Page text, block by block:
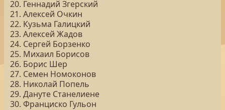
20. Геннадий Згерский
21. Алексей Очкин
22. Кузьма Галицкий
23. Алексей Жадов
24. Сергей Борзенко
25. Михаил Борисов
26. Борис Шер
27. Семен Номоконов
28. Николай Попель
29. Дануте Станелиене
30. Франциско Гульон